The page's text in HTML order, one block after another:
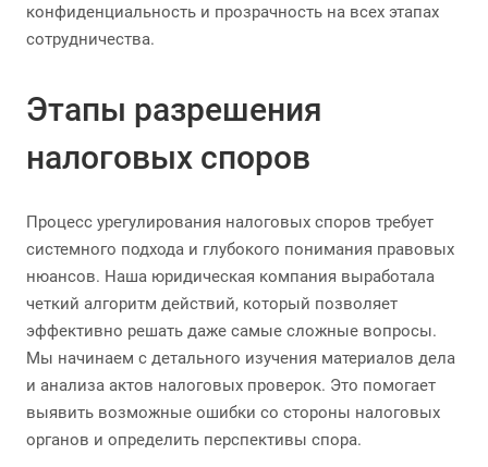
конфиденциальность и прозрачность на всех этапах
сотрудничества.
Этапы разрешения
налоговых споров
Процесс урегулирования налоговых споров требует
системного подхода и глубокого понимания правовых
нюансов. Наша юридическая компания выработала
четкий алгоритм действий, который позволяет
эффективно решать даже самые сложные вопросы.
Мы начинаем с детального изучения материалов дела
и анализа актов налоговых проверок. Это помогает
выявить возможные ошибки со стороны налоговых
органов и определить перспективы спора.